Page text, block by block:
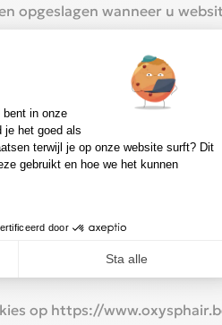
opgeslagen wanneer u
Wanneer u de website later
website uw browser en
automatisch
staan, soms zelfs
op https://